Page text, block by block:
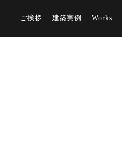
ご挨拶 建築実例 Works